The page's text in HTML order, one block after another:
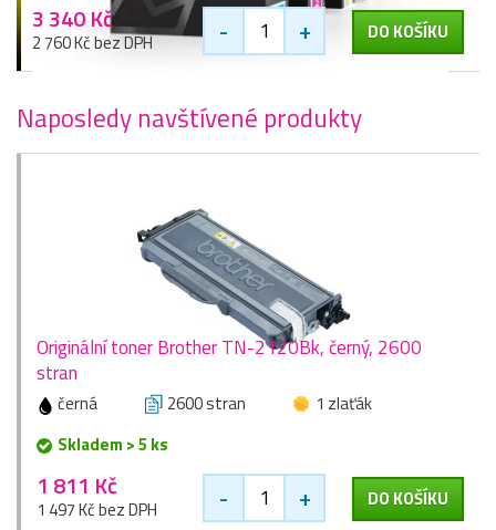
3 340 Kč
2 760 Kč bez DPH - + DO KOŠÍKU
Naposledy navštívené produkty
Originální toner Brother TN-2120Bk, černý, 2600
stran
černá 2600 stran
1 zlaťák
Skladem > 5 ks
1 811 Kč
1 497 Kč bez DPH - + DO KOŠÍKU